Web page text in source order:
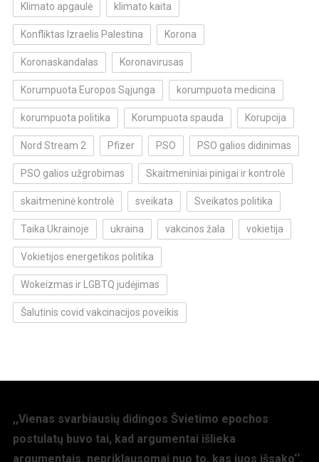
Klimato apgaulė klimato kaita
Konfliktas Izraelis Palestina Korona
Koronaskandalas Koronavirusas
Korumpuota Europos Sąjunga korumpuota medicina
korumpuota politika Korumpuota spauda Korupcija
Nord Stream 2 Pfizer PSO PSO galios didinimas
PSO galios užgrobimas Skaitmeniniai pinigai ir kontrolė
skaitmeninė kontrolė sveikata Sveikatos politika
Taika Ukrainoje ukraina vakcinos žala vokietija
Vokietijos energetikos politika
Wokeizmas ir LGBTQ judėjimas
Šalutinis covid vakcinacijos poveikis
,,Vienas svarbiausių didingos Švietimo epochos
postulatų buvo tai, kad argumentai išlieka
argumentais, nepriklausomai nuo to, kas juos išsako‘‘,